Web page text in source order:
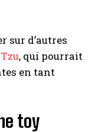
sur d’autres
, qui pourrait
en tant
toy